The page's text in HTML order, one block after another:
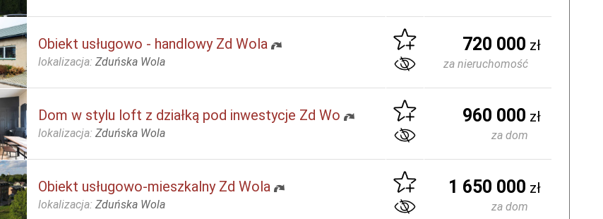
Obiekt usługowo - handlowy Zd Wola
lokalizacja: Zduńska Wola
720 000 zł
za nieruchomość
Dom w stylu loft z działką pod inwestycje Zd Wo
lokalizacja: Zduńska Wola
960 000 zł
za dom
Obiekt usługowo-mieszkalny Zd Wola
lokalizacja: Zduńska Wola
1 650 000 zł
za dom